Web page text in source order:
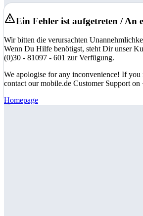
Ein Fehler ist aufgetreten / An
Wir bitten die verursachten
Wenn Du Hilfe benötigst, steht Dir unser
(0)30 - 81097 - 601 zur Verfügung.
We apologise for any inconvenience! If you
contact our mobile.de Customer Support
Homepage